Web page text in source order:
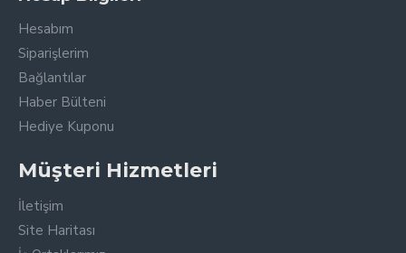
Hesabım
Siparişlerim
Bağlantılar
Haber Bülteni
Hediye Kuponu
Müşteri Hizmetleri
İletişim
Site Haritası